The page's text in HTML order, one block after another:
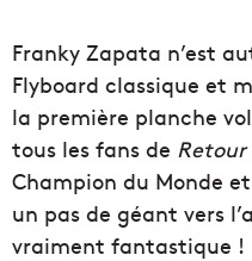
Franky Zapata n’est
Flyboard classique et
la première planche
tous les fans de
Champion du Monde
un pas de géant vers
vraiment fantastique !